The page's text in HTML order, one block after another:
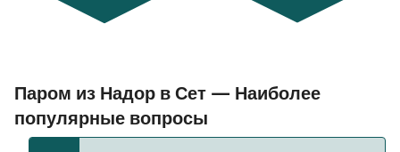
Паром из Надор в Сет — Наиболее
популярные вопросы